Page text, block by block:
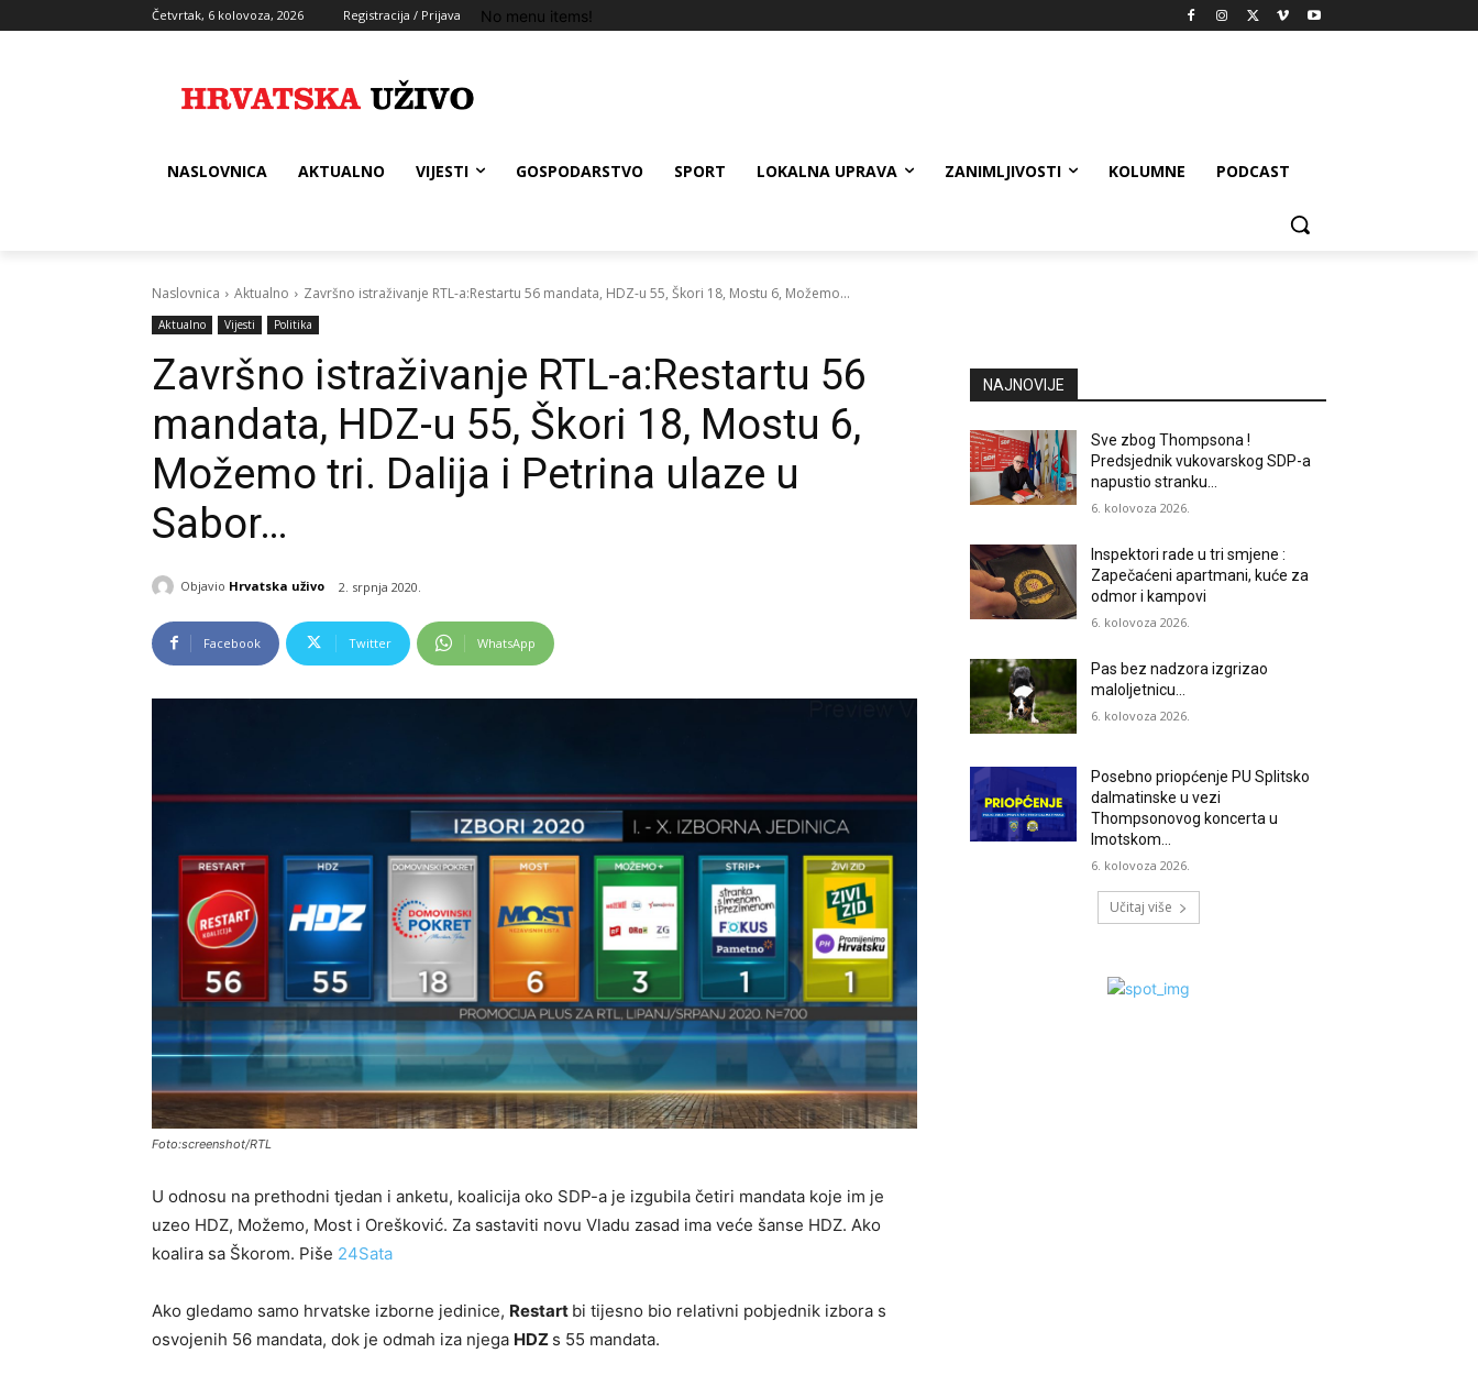
Četvrtak, 6 kolovoza, 2026 Registracija / Prijava No menu items!
NASLOVNICA AKTUALNO VIJESTI GOSPODARSTVO SPORT LOKALNA UPRAVA ZANIMLJIVOSTI KOLUMNE PODCAST
Naslovnica Aktualno Završno istraživanje RTL-a:Restartu 56 mandata, HDZ-u 55, Škori 18, Mostu 6, Možemo...
Aktualno Vijesti Politika
Završno istraživanje RTL-a:Restartu 56
mandata, HDZ-u 55, Škori 18, Mostu 6,
Možemo tri. Dalija i Petrina ulaze u
Sabor…
Objavio Hrvatska uživo 2. srpnja 2020.
Facebook Twitter WhatsApp
Foto:screenshot/RTL
U odnosu na prethodni tjedan i anketu, koalicija oko SDP-a je izgubila četiri mandata koje im je
uzeo HDZ, Možemo, Most i Orešković. Za sastaviti novu Vladu zasad ima veće šanse HDZ. Ako
koalira sa Škorom. Piše 24Sata
Ako gledamo samo hrvatske izborne jedinice, Restart bi tijesno bio relativni pobjednik izbora s
osvojenih 56 mandata, dok je odmah iza njega HDZ s 55 mandata.
NAJNOVIJE
Sve zbog Thompsona !
Predsjednik vukovarskog SDP-a
napustio stranku…
6. kolovoza 2026.
Inspektori rade u tri smjene :
Zapečaćeni apartmani, kuće za
odmor i kampovi
6. kolovoza 2026.
Pas bez nadzora izgrizao
maloljetnicu…
6. kolovoza 2026.
Posebno priopćenje PU Splitsko
dalmatinske u vezi
Thompsonovog koncerta u
Imotskom…
6. kolovoza 2026.
Učitaj više